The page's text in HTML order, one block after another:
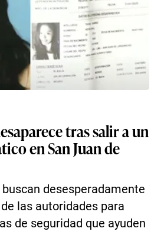
tras salir a un
en San Juan de
desesperadamente
las autoridades para
de seguridad que ayuden